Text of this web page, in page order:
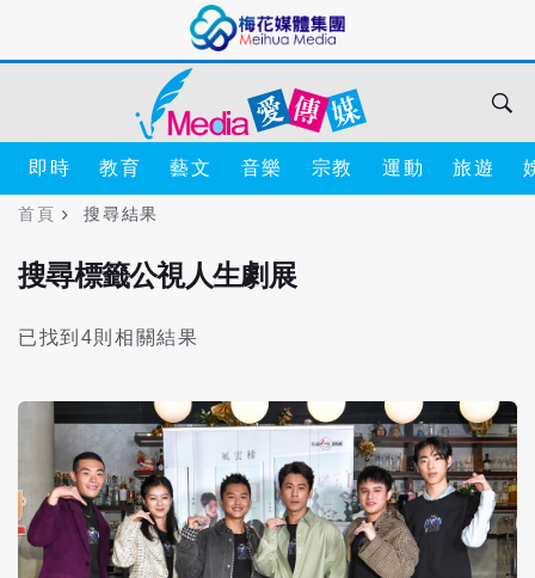
即時 教育 藝文 音樂 宗教 運動 旅遊
首頁 搜尋結果
搜尋標籤公視人生劇展
已找到4則相關結果